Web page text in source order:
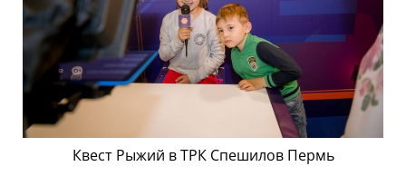
Квест Рыжий в ТРК Спешилов Пермь